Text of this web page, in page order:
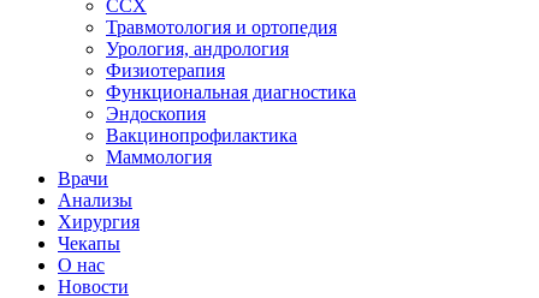
ССХ
Травмотология и ортопедия
Урология, андрология
Физиотерапия
Функциональная диагностика
Эндоскопия
Вакцинопрофилактика
Маммология
Врачи
Анализы
Хирургия
Чекапы
О нас
Новости